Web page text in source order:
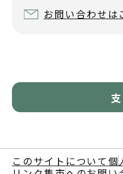
お問い合わせは
このサイトについて 個